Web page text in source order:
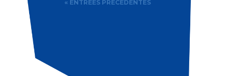
« ENTRÉES PRÉCÉDENTES